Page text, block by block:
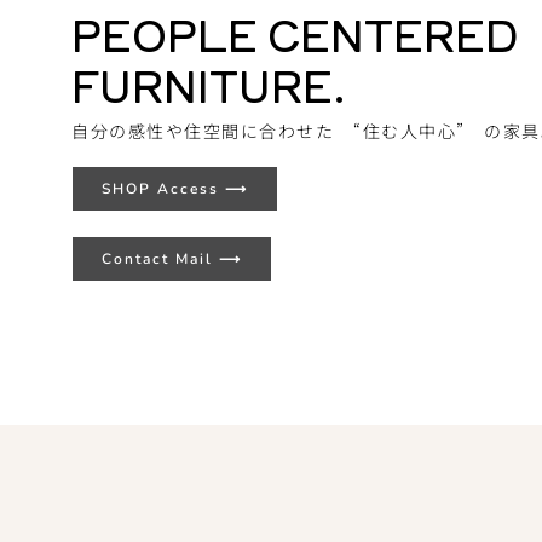
PEOPLE CENTERED
FURNITURE.
自分の感性や住空間に合わせた “住む人中心” の家
SHOP Access ⟶
Contact Mail ⟶